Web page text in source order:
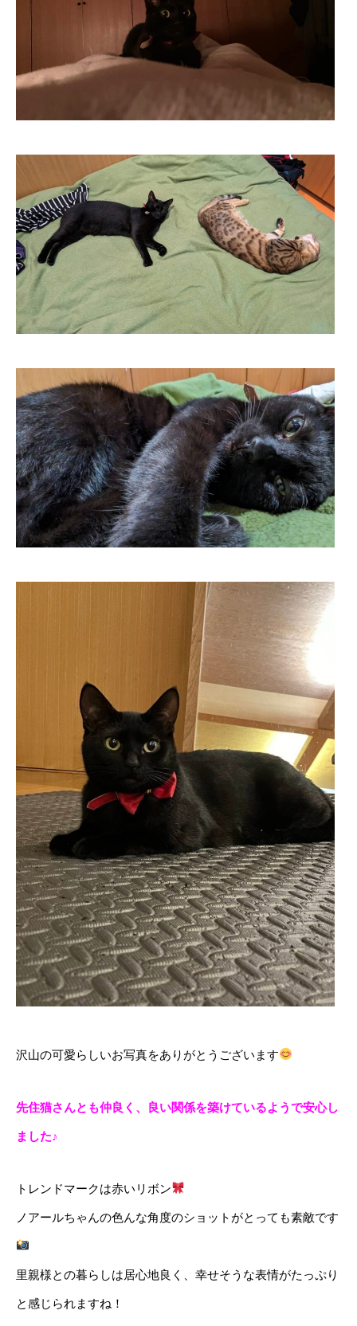
沢山の可愛らしいお写真をありがとうございます
先住猫さんとも仲良く、良い関係を築けているようで安心し
ました♪
トレンドマークは赤いリボン
ノアールちゃんの色んな角度のショットがとっても素敵です
里親様との暮らしは居心地良く、幸せそうな表情がたっぷり
と感じられますね！